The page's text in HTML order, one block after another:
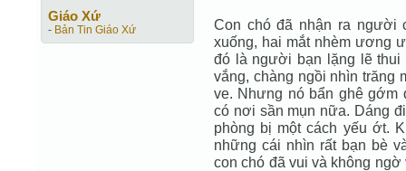
Giáo Xứ
- Bản Tin Giáo Xứ
Con chó đã nhận ra người
xuống, hai mắt nhèm ương
đó là người bạn lặng lẽ thui
vắng, chàng ngồi nhìn trăng
ve. Nhưng nó bẩn ghê gớm
có nơi sần mụn nữa. Dáng
phòng bị một cách yếu ớt.
những cái nhìn rất bạn bè
con chó đã vui và không